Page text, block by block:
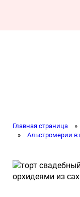
Главная страница »
»
Альстромерии